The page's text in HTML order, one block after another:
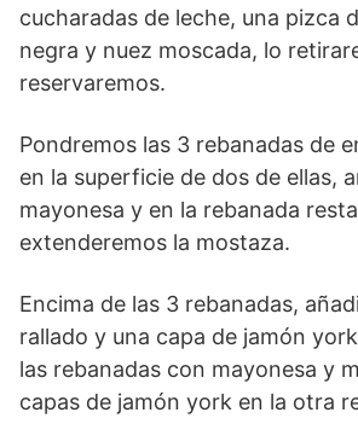
cucharadas de leche, una pizca
negra y nuez moscada, lo
reservaremos.
Pondremos las 3 rebanadas de
en la superficie de dos de ellas,
mayonesa y en la rebanada
extenderemos la mostaza.
Encima de las 3 rebanadas,
rallado y una capa de jamón
las rebanadas con mayonesa y
capas de jamón york en la otra